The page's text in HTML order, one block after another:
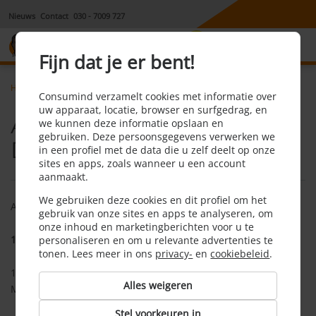
Nieuws Contact 030 - 7009 727
Home
Algemene voorwaarden/
Disclaimer
Algemene voorwaarden www.Consumind.nl
1. Introductie
1.1 De website Consumind.nl is bedacht en ontwikkeld door
MTVTD B.V.
Fijn dat je er bent!
Consumind verzamelt cookies met informatie over
uw apparaat, locatie, browser en surfgedrag, en
we kunnen deze informatie opslaan en
gebruiken. Deze persoonsgegevens verwerken we
in een profiel met de data die u zelf deelt op onze
sites en apps, zoals wanneer u een account
aanmaakt.
We gebruiken deze cookies en dit profiel om het
gebruik van onze sites en apps te analyseren, om
onze inhoud en marketingberichten voor u te
personaliseren en om u relevante advertenties te
tonen. Lees meer in ons privacy- encookiebeleid.
Alles weigeren
Stel voorkeuren in